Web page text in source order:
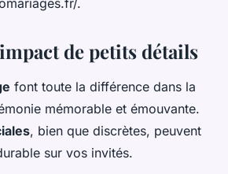
de petits détails
font toute la différence dans la
mémorable et émouvante.
, bien que discrètes, peuvent
sur vos invités.